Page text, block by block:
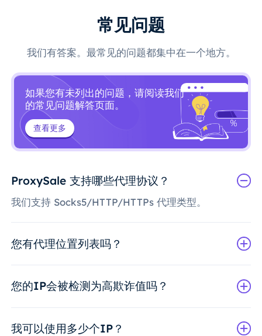
常见问题
我们有答案。最常见的问题都集中在一个地方。
如果您有未列出的问题，请阅读我们
的常见问题解答页面。
查看更多
ProxySale 支持哪些代理协议？
我们支持 Socks5/HTTP/HTTPs 代理类型。
您有代理位置列表吗？
您的IP会被检测为高欺诈值吗？
我可以使用多少个IP？